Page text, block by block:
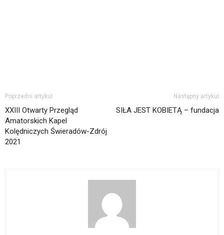
Poprzedni artykuł
XXIII Otwarty Przegląd
Amatorskich Kapel
Kolędniczych Świeradów-Zdrój
2021
Następny artykuł
SIŁA JEST KOBIETĄ – fundacja